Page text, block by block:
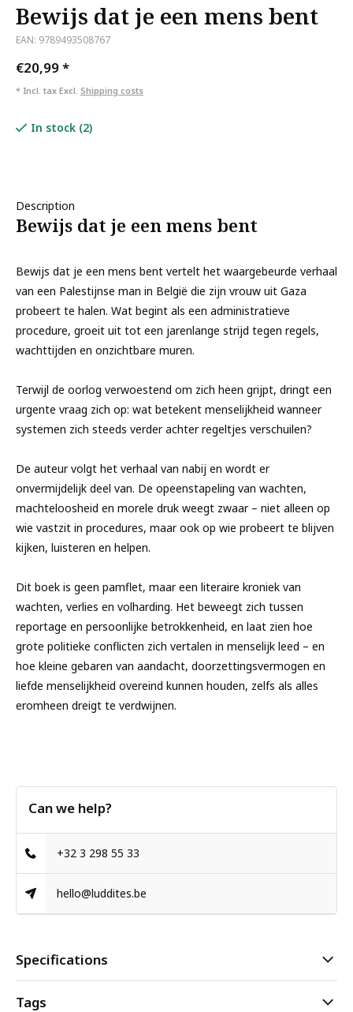
Bewijs dat je een mens bent
EAN: 9789493508767
€20,99*
* Incl. tax Excl. Shipping costs
In stock (2)
Description
Bewijs dat je een mens bent
Bewijs dat je een mens bent vertelt het waargebeurde verhaal
van een Palestijnse man in België die zijn vrouw uit Gaza
probeert te halen. Wat begint als een administratieve
procedure, groeit uit tot een jarenlange strijd tegen regels,
wachttijden en onzichtbare muren.
Terwijl de oorlog verwoestend om zich heen grijpt, dringt een
urgente vraag zich op: wat betekent menselijkheid wanneer
systemen zich steeds verder achter regeltjes verschuilen?
De auteur volgt het verhaal van nabij en wordt er
onvermijdelijk deel van. De opeenstapeling van wachten,
machteloosheid en morele druk weegt zwaar – niet alleen op
wie vastzit in procedures, maar ook op wie probeert te blijven
kijken, luisteren en helpen.
Dit boek is geen pamflet, maar een literaire kroniek van
wachten, verlies en volharding. Het beweegt zich tussen
reportage en persoonlijke betrokkenheid, en laat zien hoe
grote politieke conflicten zich vertalen in menselijk leed – en
hoe kleine gebaren van aandacht, doorzettingsvermogen en
liefde menselijkheid overeind kunnen houden, zelfs als alles
eromheen dreigt te verdwijnen.
Can we help?
+32 3 298 55 33
hello@luddites.be
Specifications
Tags